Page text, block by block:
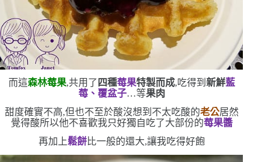
而這森林莓果,共用了 四種莓果特製而成,吃得到 新鮮藍
莓、覆盆子…等果肉
甜度確實不高,但也不至於酸沒想到不太吃酸的老公居然
覺得酸所以他不喜歡我只好獨自吃了大部份的莓果醬
再加上鬆餅比一般的還大,讓我吃得好飽